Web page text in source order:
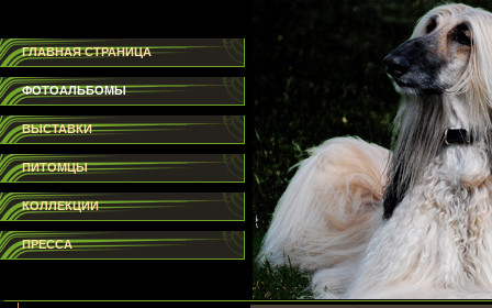
ГЛАВНАЯ СТРАНИЦА
ФОТОАЛЬБОМЫ
ВЫСТАВКИ
ПИТОМЦЫ
КОЛЛЕКЦИИ
ПРЕССА